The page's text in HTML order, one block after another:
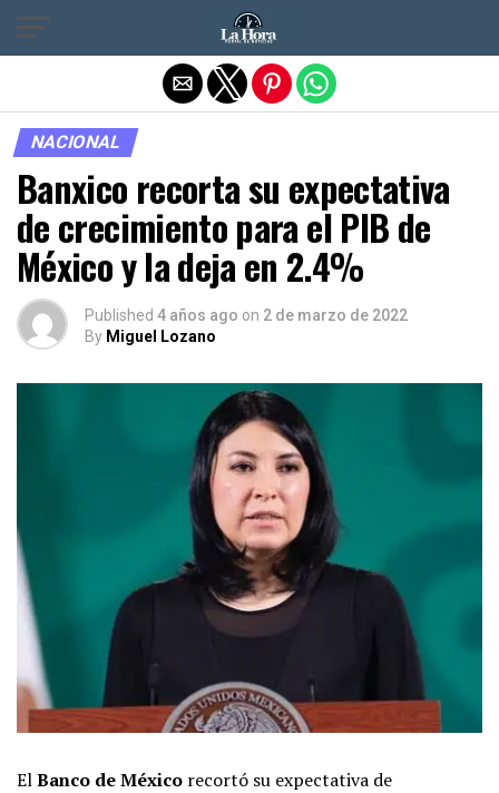
NACIONAL
Banxico recorta su expectativa
de crecimiento para el PIB de
México y la deja en 2.4%
Published 4 años ago on 2 de marzo de 2022
By Miguel Lozano
ElBanco de México recortó su expectativa de
Salir de la versión móvil